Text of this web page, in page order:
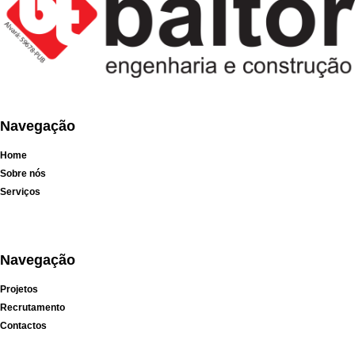
Navegação
Home
Sobre nós
Serviços
Navegação
Projetos
Recrutamento
Contactos